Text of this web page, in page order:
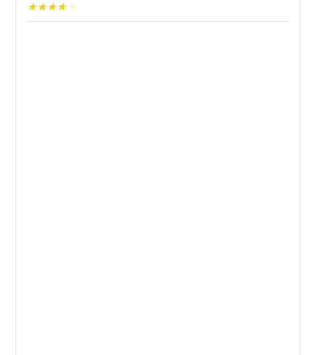
★★★★★